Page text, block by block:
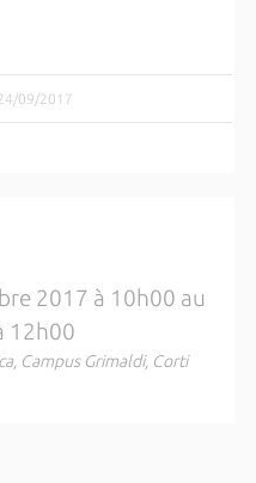
09/2017
2017 à 10h00 au
12h00
Campus Grimaldi, Corti